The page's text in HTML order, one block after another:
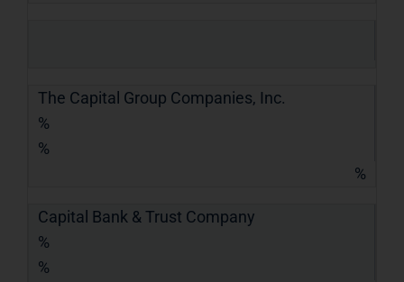
The Capital Group Companies, Inc.
%
%
%
Capital Bank & Trust Company
%
%